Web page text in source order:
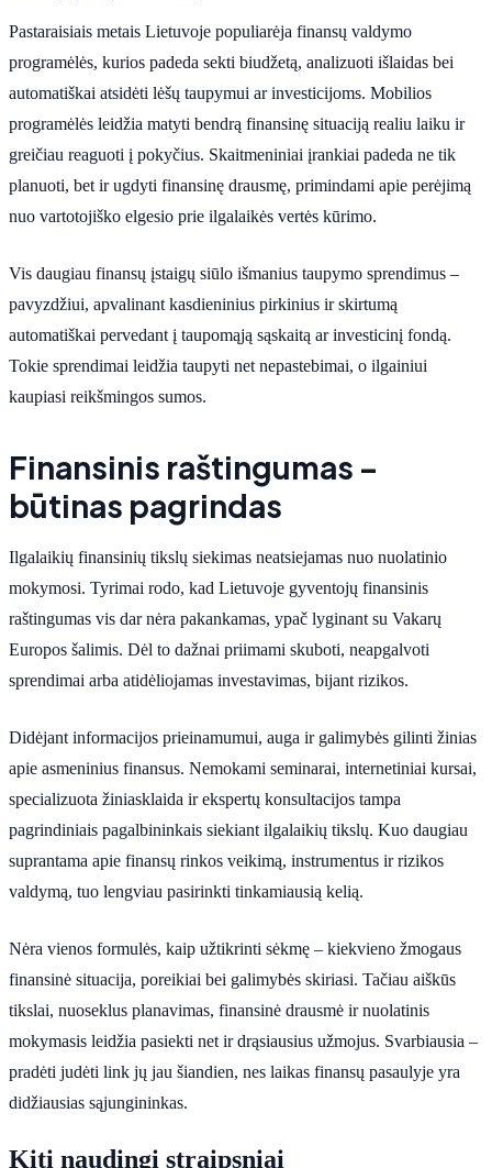
Pastaraisiais metais Lietuvoje populiarėja finansų valdymo
programėlės, kurios padeda sekti biudžetą, analizuoti išlaidas bei
automatiškai atsidėti lėšų taupymui ar investicijoms. Mobilios
programėlės leidžia matyti bendrą finansinę situaciją realiu laiku ir
greičiau reaguoti į pokyčius. Skaitmeniniai įrankiai padeda ne tik
planuoti, bet ir ugdyti finansinę drausmę, primindami apie perėjimą
nuo vartotojiško elgesio prie ilgalaikės vertės kūrimo.
Vis daugiau finansų įstaigų siūlo išmanius taupymo sprendimus –
pavyzdžiui, apvalinant kasdieninius pirkinius ir skirtumą
automatiškai pervedant į taupomąją sąskaitą ar investicinį fondą.
Tokie sprendimai leidžia taupyti net nepastebimai, o ilgainiui
kaupiasi reikšmingos sumos.
Finansinis raštingumas –
būtinas pagrindas
Ilgalaikių finansinių tikslų siekimas neatsiejamas nuo nuolatinio
mokymosi. Tyrimai rodo, kad Lietuvoje gyventojų finansinis
raštingumas vis dar nėra pakankamas, ypač lyginant su Vakarų
Europos šalimis. Dėl to dažnai priimami skuboti, neapgalvoti
sprendimai arba atidėliojamas investavimas, bijant rizikos.
Didėjant informacijos prieinamumui, auga ir galimybės gilinti žinias
apie asmeninius finansus. Nemokami seminarai, internetiniai kursai,
specializuota žiniasklaida ir ekspertų konsultacijos tampa
pagrindiniais pagalbininkais siekiant ilgalaikių tikslų. Kuo daugiau
suprantama apie finansų rinkos veikimą, instrumentus ir rizikos
valdymą, tuo lengviau pasirinkti tinkamiausią kelią.
Nėra vienos formulės, kaip užtikrinti sėkmę – kiekvieno žmogaus
finansinė situacija, poreikiai bei galimybės skiriasi. Tačiau aiškūs
tikslai, nuoseklus planavimas, finansinė drausmė ir nuolatinis
mokymasis leidžia pasiekti net ir drąsiausius užmojus. Svarbiausia –
pradėti judėti link jų jau šiandien, nes laikas finansų pasaulyje yra
didžiausias sąjungininkas.
Kiti naudingi straipsniai